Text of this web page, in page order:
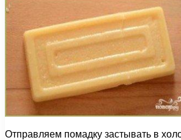
Отправляем помадку застывать в